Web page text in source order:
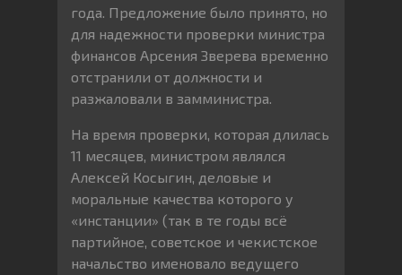
года. Предложение было принято, но
для надежности проверки министра
финансов Арсения Зверева временно
отстранили от должности и
разжаловали в замминистра.
На время проверки, которая длилась
11 месяцев, министром являлся
Алексей Косыгин, деловые и
моральные качества которого у
«инстанции» (так в те годы всё
партийное, советское и чекистское
начальство именовало ведущего